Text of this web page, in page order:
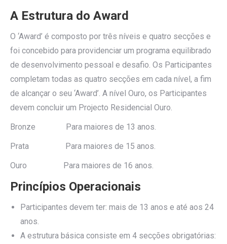
A Estrutura do Award
O ‘Award’ é composto por três níveis e quatro secções e
foi concebido para providenciar um programa equilibrado
de desenvolvimento pessoal e desafio. Os Participantes
completam todas as quatro secções em cada nível, a fim
de alcançar o seu ‘Award’. A nível Ouro, os Participantes
devem concluir um Projecto Residencial Ouro.
Bronze Para maiores de 13 anos.
Prata Para maiores de 15 anos.
Ouro Para maiores de 16 anos.
Princípios Operacionais
Participantes devem ter: mais de 13 anos e até aos 24
anos.
A estrutura básica consiste em 4 secções obrigatórias: